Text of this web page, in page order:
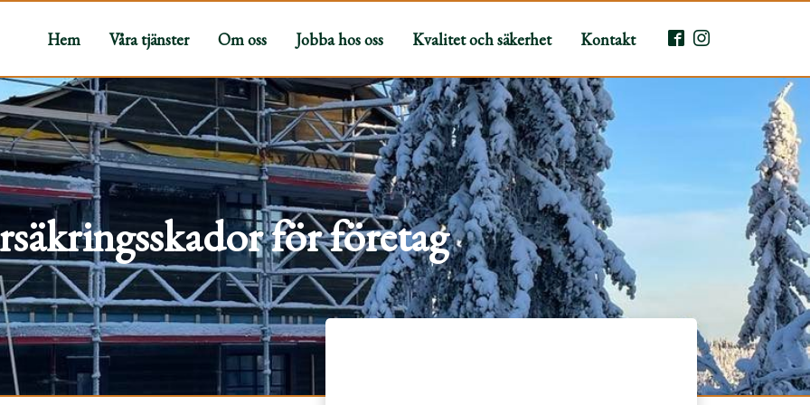
Hem Våra tjänster Om oss Jobba hos oss Kvalitet och säkerhet Kontakt
för företag